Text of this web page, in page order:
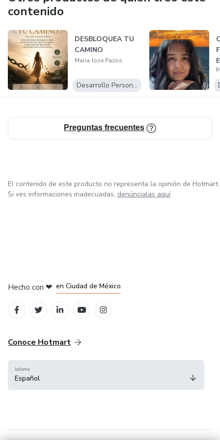
contenido
DESBLOQUEA TU
CAMINO
Maria Jose Pazos
Desarrollo Personal
Preguntas frecuentes
El contenido de este producto no representa la opinión de Hotmart.
Si ves informaciones inadecuadas, denúncialas aquí
Hecho con ❤ en Ciudad de México
Conoce Hotmart
Idioma
Español